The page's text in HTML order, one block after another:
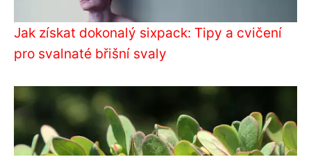
Jak získat dokonalý sixpack: Tipy a cvičení
pro svalnaté břišní svaly